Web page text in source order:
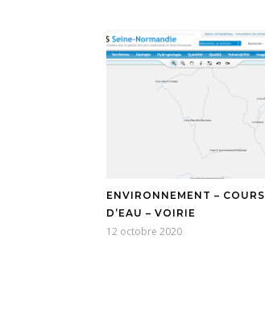
ENVIRONNEMENT – COURS
D’EAU – VOIRIE
12 octobre 2020